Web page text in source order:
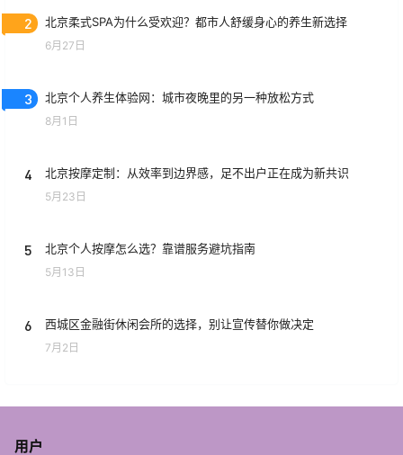
2 北京柔式SPA为什么受欢迎？都市人舒缓身心的养生新选择
6月27日
3 北京个人养生体验网：城市夜晚里的另一种放松方式
8月1日
4 北京按摩定制：从效率到边界感，足不出户正在成为新共识
5月23日
5 北京个人按摩怎么选？靠谱服务避坑指南
5月13日
6 西城区金融街休闲会所的选择，别让宣传替你做决定
7月2日
用户